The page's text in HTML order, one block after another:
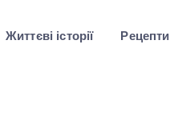
Життєві історії Рецепти